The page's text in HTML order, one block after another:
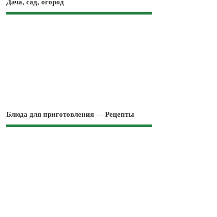
Дача, сад, огород
Блюда для приготовления — Рецепты